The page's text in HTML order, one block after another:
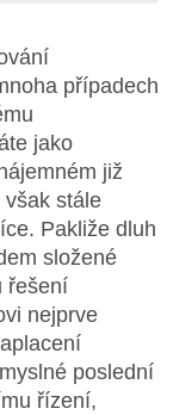
případech
jako
již
však stále
Pakliže dluh
složené
řešení
nejprve
poslední
řízení,